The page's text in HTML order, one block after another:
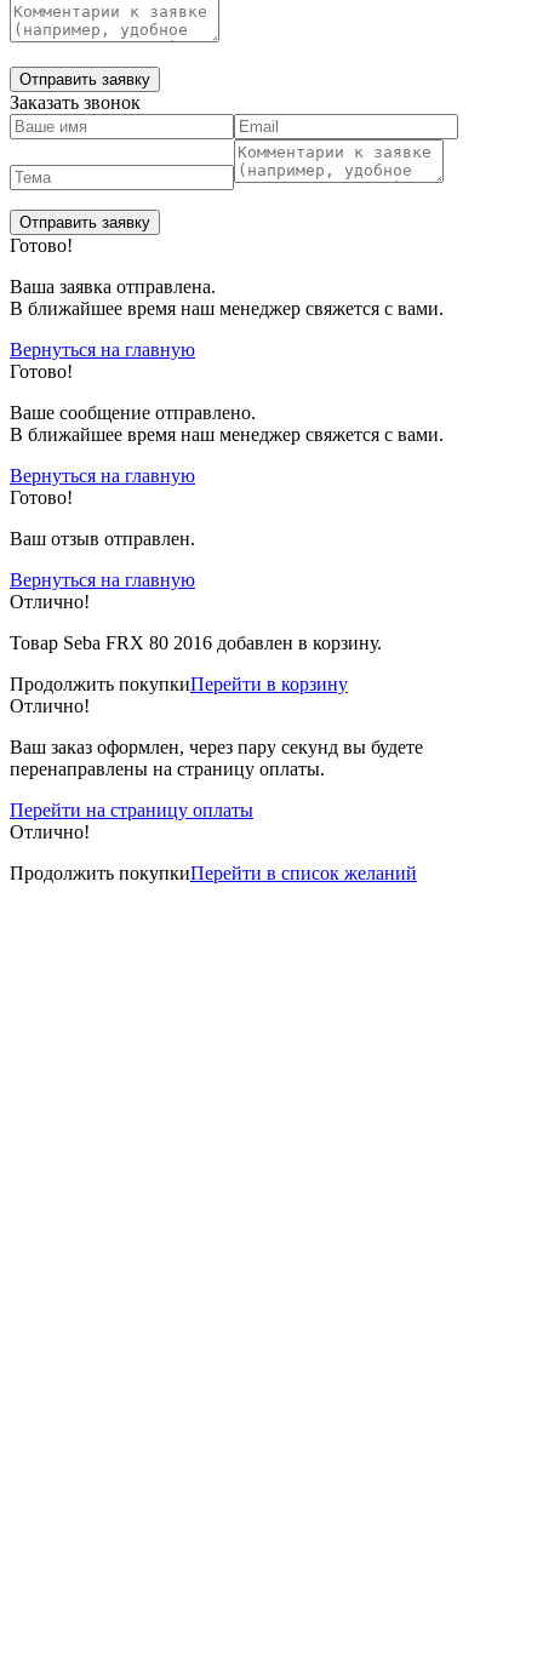
Заказать звонок
Готово!
Ваша заявка отправлена.
В ближайшее время наш менеджер свяжется с вами.
Вернуться на главную
Готово!
Вашe сообщение отправлено.
В ближайшее время наш менеджер свяжется с вами.
Вернуться на главную
Готово!
Ваш отзыв отправлен.
Вернуться на главную
Отлично!
Товар Seba FRX 80 2016 добавлен в корзину.
Продолжить покупкиПерейти в корзину
Отлично!
Ваш заказ оформлен, через пару секунд вы будете
перенаправлены на страницу оплаты.
Перейти на страницу оплаты
Отлично!
Продолжить покупкиПерейти в список желаний